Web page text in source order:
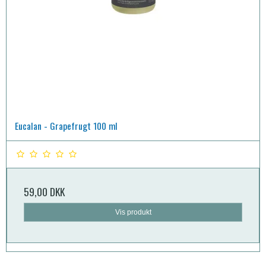
Eucalan - Grapefrugt 100 ml
59,00 DKK
Vis produkt